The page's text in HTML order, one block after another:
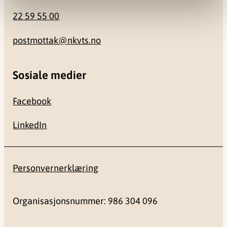
22 59 55 00
postmottak@nkvts.no
Sosiale medier
Facebook
LinkedIn
Personvernerklæring
Organisasjonsnummer: 986 304 096